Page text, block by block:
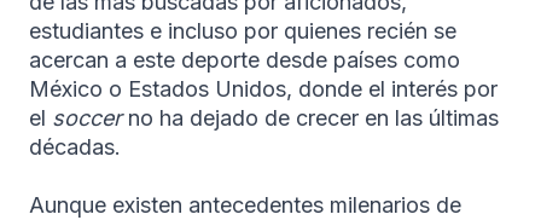
estudiantes e incluso por quienes recién se
acercan a este deporte desde países como
México o Estados Unidos, donde el interés por
el soccerno ha dejado de crecer en las últimas
décadas.
Aunque existen antecedentes milenarios de